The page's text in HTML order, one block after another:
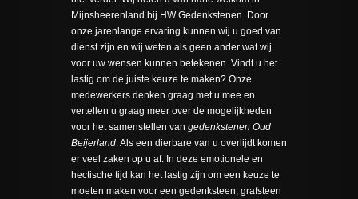
Mijnsheerenland bij HW Gedenkstenen. Door
onze jarenlange ervaring kunnen wij u goed van
dienst zijn en wij weten als geen ander wat wij
voor uw wensen kunnen betekenen. Vindt u het
lastig om de juiste keuze te maken? Onze
medewerkers denken graag met u mee en
vertellen u graag meer over de mogelijkheden
voor het samenstellen van gedenkstenen Oud
Beijerland. Als een dierbare van u overlijdt komen
er veel zaken op u af. In deze emotionele en
hectische tijd kan het lastig zijn om een keuze te
moeten maken voor een gedenksteen, grafsteen